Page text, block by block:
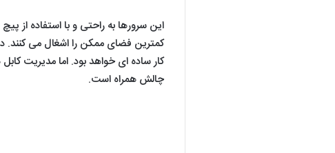
این سرورها به راحتی و با استفاده از
کمترین فضای ممکن را اشغال می کنند.
کار ساده ای خواهد بود. اما مدیریت
چالش همراه است.